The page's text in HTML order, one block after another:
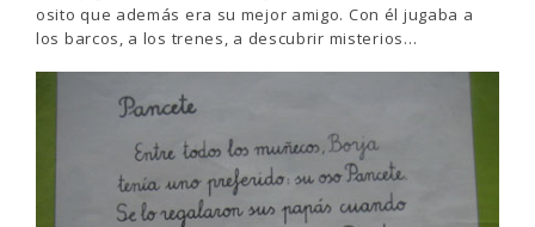
osito que además era su mejor amigo. Con él jugaba a
los barcos, a los trenes, a descubrir misterios…